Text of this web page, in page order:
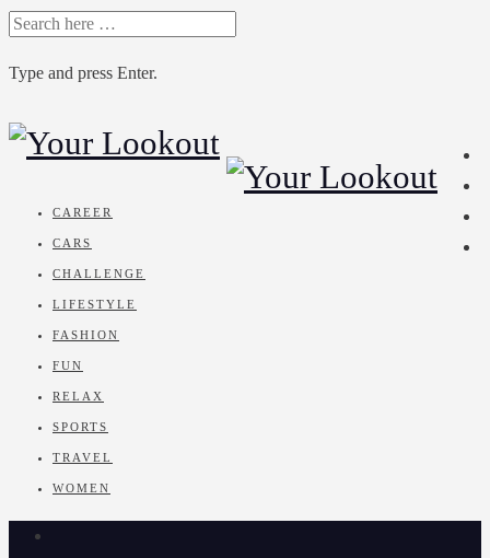
SEARCH
Type and press Enter.
Skip
CAREER
CARS
CHALLENGE
LIFESTYLE
FASHION
FUN
RELAX
SPORTS
TRAVEL
WOMEN